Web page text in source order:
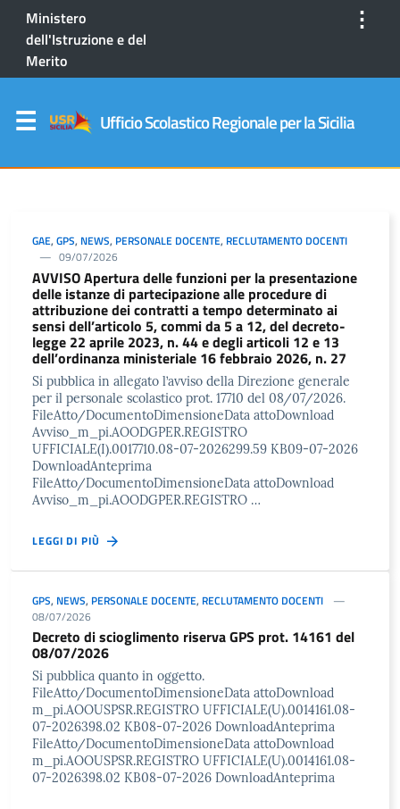
Ministero
dell'Istruzione e del
Merito
⋮
Ufficio Scolastico Regionale per la Sicilia
GAE, GPS, NEWS, PERSONALE DOCENTE, RECLUTAMENTO DOCENTI
09/07/2026
AVVISO Apertura delle funzioni per la presentazione
delle istanze di partecipazione alle procedure di
attribuzione dei contratti a tempo determinato ai
sensi dell’articolo 5, commi da 5 a 12, del decreto-
legge 22 aprile 2023, n. 44 e degli articoli 12 e 13
dell’ordinanza ministeriale 16 febbraio 2026, n. 27
Si pubblica in allegato l’avviso della Direzione generale
per il personale scolastico prot. 17710 del 08/07/2026.
FileAtto/DocumentoDimensioneData attoDownload
Avviso_m_pi.AOODGPER.REGISTRO
UFFICIALE(I).0017710.08-07-2026299.59 KB09-07-2026
DownloadAnteprima
FileAtto/DocumentoDimensioneData attoDownload
Avviso_m_pi.AOODGPER.REGISTRO …
LEGGI DI PIÙ
GPS, NEWS, PERSONALE DOCENTE, RECLUTAMENTO DOCENTI
08/07/2026
Decreto di scioglimento riserva GPS prot. 14161 del
08/07/2026
Si pubblica quanto in oggetto.
FileAtto/DocumentoDimensioneData attoDownload
m_pi.AOOUSPSR.REGISTRO UFFICIALE(U).0014161.08-
07-2026398.02 KB08-07-2026 DownloadAnteprima
FileAtto/DocumentoDimensioneData attoDownload
m_pi.AOOUSPSR.REGISTRO UFFICIALE(U).0014161.08-
07-2026398.02 KB08-07-2026 DownloadAnteprima